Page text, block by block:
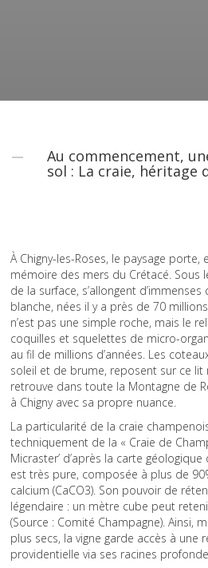
Au commencement,
sol : La craie, héritage
À Chigny-les-Roses, le paysage porte,
mémoire des mers du Crétacé. Sous
de la surface, s’allongent
blanche, nées il y a près de 70
n’est pas une simple roche, mais le
coquilles et squelettes de micro-
au fil de millions d’années. Les
soleil et de brume, reposent sur ce lit
retrouve dans toute la Montagne de
à Chigny avec sa propre nuance.
La particularité de la craie
techniquement de la « Craie de
Micraster’ d’après la carte géologique
est très pure, composée à plus de
calcium (CaCO3). Son pouvoir de
légendaire : un mètre cube peut
(Source : Comité Champagne). Ainsi,
plus secs, la vigne garde accès à une
providentielle via ses racines